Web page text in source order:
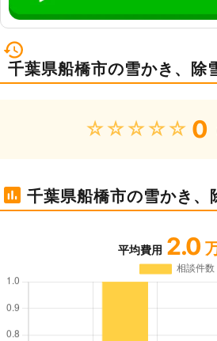
千葉県船橋市の雪かき、除
★★★★★ 0
千葉県船橋市の雪かき、
平均費用 2.0